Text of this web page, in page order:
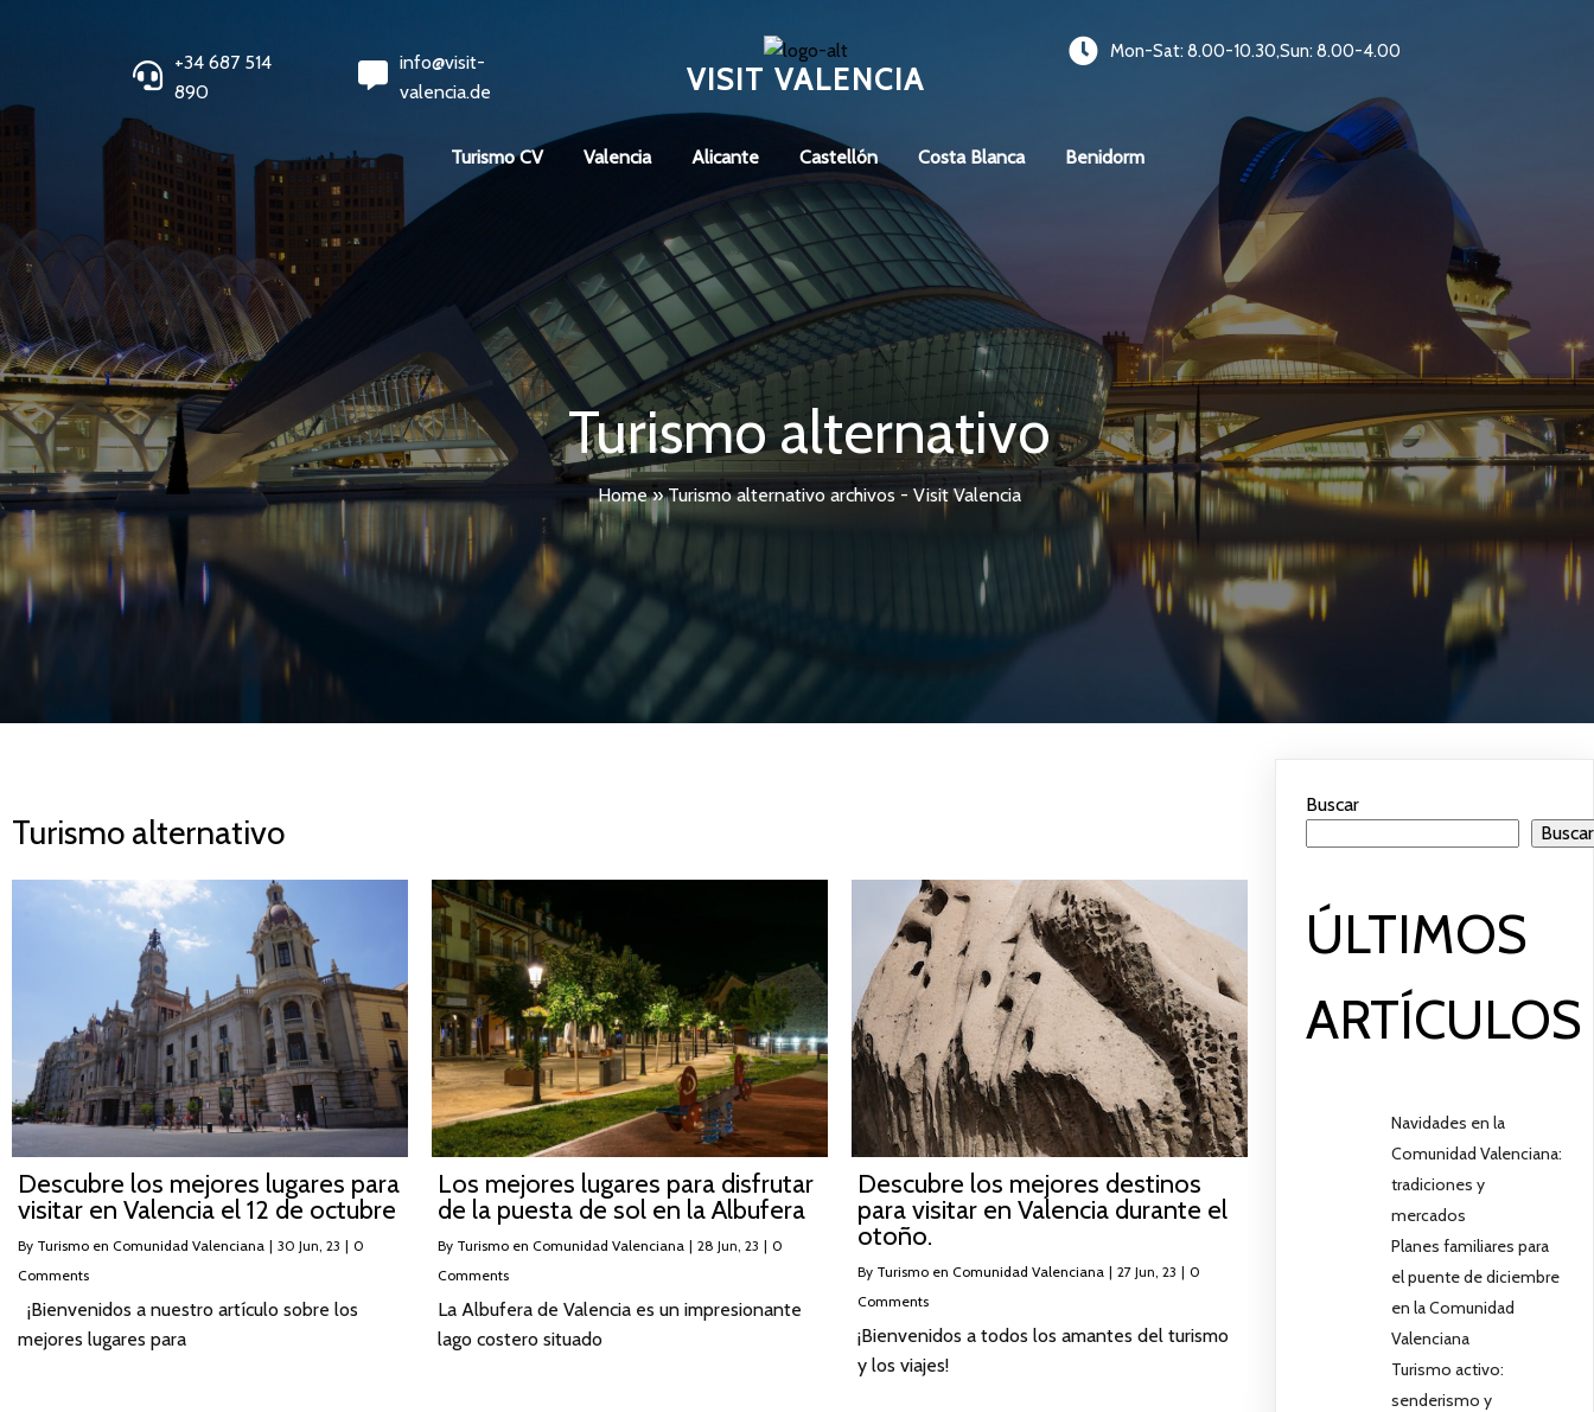
+34 687 514
890
info@visit-
valencia.de
VISIT VALENCIA
Mon-Sat: 8.00-10.30,Sun: 8.00-4.00
Turismo CV Valencia Alicante Castellón Costa Blanca Benidorm
Turismo alternativo
Home»Turismo alternativo archivos - Visit Valencia
Turismo alternativo
Descubre los mejores lugares para
visitar en Valencia el 12 de octubre
By Turismo en Comunidad Valenciana | 30 Jun, 23 | 0
Comments
¡Bienvenidos a nuestro artículo sobre los
mejores lugares para
Los mejores lugares para disfrutar
de la puesta de sol en la Albufera
By Turismo en Comunidad Valenciana | 28 Jun, 23 | 0
Comments
La Albufera de Valencia es un impresionante
lago costero situado
Descubre los mejores destinos
para visitar en Valencia durante el
otoño.
By Turismo en Comunidad Valenciana | 27 Jun, 23 | 0
Comments
¡Bienvenidos a todos los amantes del turismo
y los viajes!
Buscar
Buscar
ÚLTIMOS
ARTÍCULOS
Navidades en la
Comunidad Valenciana:
tradiciones y
mercados
Planes familiares para
el puente de diciembre
en la Comunidad
Valenciana
Turismo activo:
senderismo y